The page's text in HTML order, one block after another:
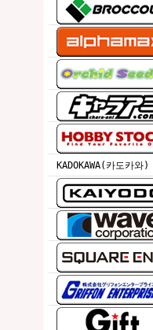
KADOKAWA(카도카와)